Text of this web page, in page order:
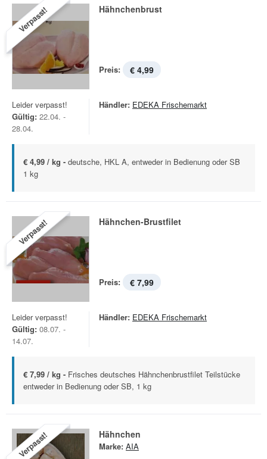
Verpasst! Hähnchenbrust
Preis: € 4,99
Leider verpasst!
Gültig: 22.04. -
28.04.
Händler: EDEKA Frischemarkt
€ 4,99 / kg - deutsche, HKL A, entweder in Bedienung oder SB
1 kg
Verpasst! Hähnchen-Brustfilet
Preis: € 7,99
Leider verpasst!
Gültig: 08.07. -
14.07.
Händler: EDEKA Frischemarkt
€ 7,99 / kg - Frisches deutsches Hähnchenbrustfilet Teilstücke
entweder in Bedienung oder SB, 1 kg
Verpasst! Hähnchen
Marke: AIA